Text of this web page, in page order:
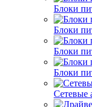
Блоки
Блоки
Блоки
Блоки
Сетевые